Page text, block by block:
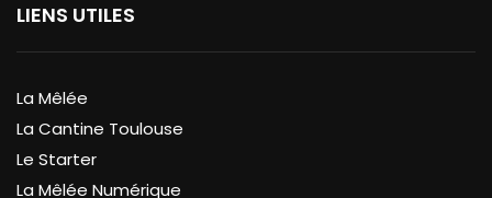
LIENS UTILES
La Mêlée
La Cantine Toulouse
Le Starter
La Mêlée Numérique